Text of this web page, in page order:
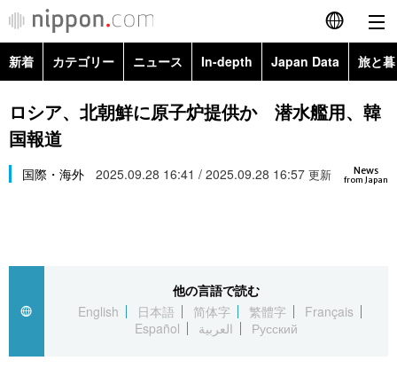
English
简体字
Русский
カテゴリー
経済・ビジネス
国際
トップ
アーカイブ
In-depth
Japan Data
新着 カテゴリー ニュース In-depth Japan Data 旅と
政治・外交
経済・ビジネス
Topics
ロシア、北朝鮮に原子炉提供か 潜水艦用、韓
国報道
News
from Japan
国際・海外 2025.09.28 16:41 / 2025.09.28 16:57 更新
他の言語で読む
English
日本語 简体字 繁體字
Français
Español
العربية Русский